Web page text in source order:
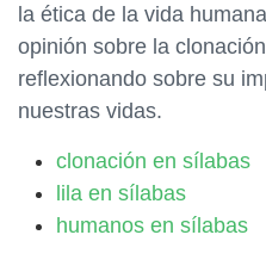
la ética de la vida
opinión sobre la
reflexionando sobre su
nuestras vidas.
clonación en sílabas
lila en sílabas
humanos en sílabas